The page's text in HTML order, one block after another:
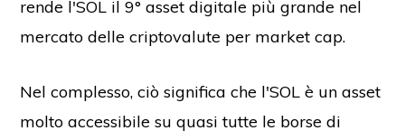
rende l'SOL il 9° asset digitale più grande nel
mercato delle criptovalute per market cap.
Nel complesso, ciò significa che l'SOL è un asset
molto accessibile su quasi tutte le borse di